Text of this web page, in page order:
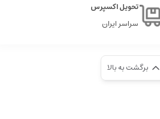
تحویل اکسپرس
سراسر ایران
برگشت به بالا